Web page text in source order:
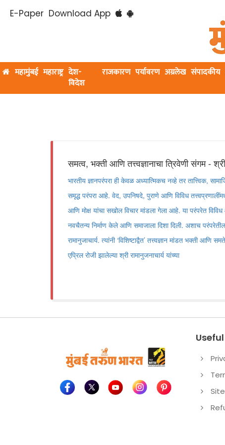
E-Paper Download App
महामुंबई महाराष्ट्र देश-
विदेश
राजकारण पर्यावरण अग्रलेख संपादकीय
समत्व, भक्ती आणि तत्त्वज्ञानाचा त्रिवेणी संगम -
भारतीय ज्ञानपरंपरा ही केवळ अध्यात्मिकच नव्हे तर तात्त्विक,
समृद्ध परंपरा आहे. वेद, उपनिषदे, पुराणे आणि विविध
आणि मोक्ष यांचा सखोल विचार मांडला गेला आहे. या परंपरेत विविध
नवचैतन्य निर्माण केले आणि समाजाला दिशा दिली. अशाच
रामानुजाचार्य. त्यांनी ‌‘विशिष्टाद्वैत‌’ तत्त्वज्ञान मांडत भक्ती आणि
एप्रिल रोजी झालेल्या श्री रामानुजनाचार्य यांच्या